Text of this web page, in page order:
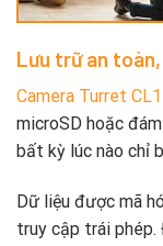
Lưu trữ an
Camera Turret
microSD hoặc
bất kỳ lúc nào chỉ
Dữ liệu được mã
truy cập trái